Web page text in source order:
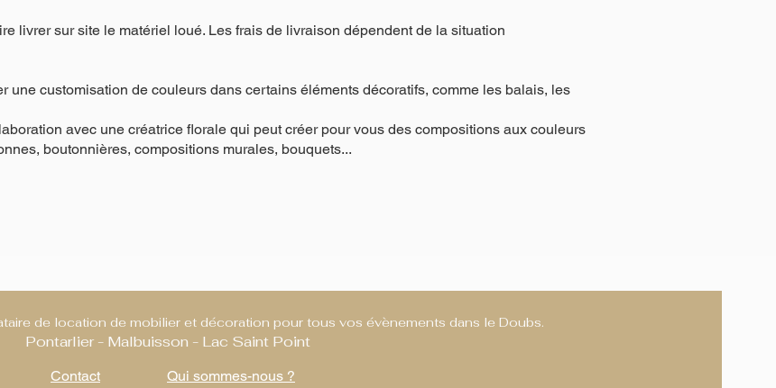
livrer sur site le matériel loué. Les frais de livraison dépendent de la situation
une customisation de couleurs dans certains éléments décoratifs, comme les balais, les
avec une créatrice florale qui peut créer pour vous des compositions aux couleurs
boutonnières, compositions murales, bouquets...
de location de mobilier et décoration pour tous vos évènements dans le Doubs.
Pontarlier - Malbuisson - Lac Saint Point
Contact Qui sommes-nous ?